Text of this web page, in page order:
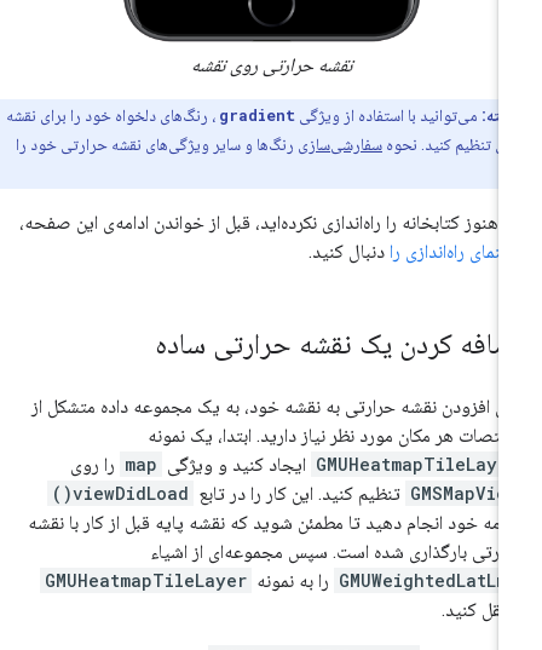
نقشه حرارتی روی نقشه
می‌توانید با استفاده از ویژگیgradient، رنگ‌های دلخواه خود را برای نقشه
تنظیم کنید. نحوهسفارشی‌سازیرنگ‌ها و سایر ویژگی‌های نقشه حرارتی خود را
هنوز کتابخانه را راه‌اندازی نکرده‌اید، قبل از خواندن ادامه‌ی این صفحه،
راه‌اندازی رادنبال کنید.
کردن یک نقشه حرارتی ساده
افزودن نقشه حرارتی به نقشه خود، به یک مجموعه داده متشکل از
هر مکان مورد نظر نیاز دارید. ابتدا، یک نمونه
ایجاد کنید و ویژگی map را روی
تنظیم کنید. این کار را در تابع viewDidLoad()
خود انجام دهید تا مطمئن شوید که نقشه پایه قبل از کار با نقشه
بارگذاری شده است. سپس مجموعه‌ای از اشیاء
را به نمونه GMUHeatmapTileLayer
کنید.